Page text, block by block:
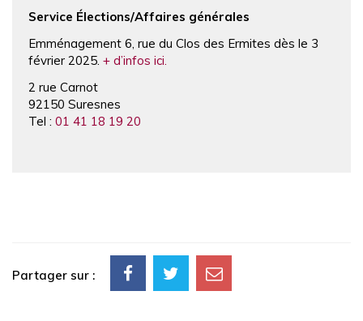
Service Élections/Affaires générales
Emménagement 6, rue du Clos des Ermites dès le 3
février 2025. + d’infos ici.
2 rue Carnot
92150 Suresnes
Tel : 01 41 18 19 20
Partager sur :